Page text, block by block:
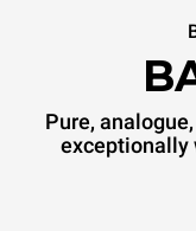
Pure,
exceptionally